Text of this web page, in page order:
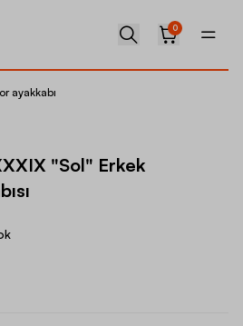
0
ayakkabı
"Sol" Erkek